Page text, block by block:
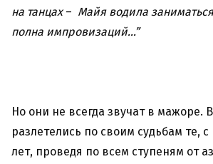
на танцах– Майя водила
полна импровизаций…”
Но они не всегда звучат в мажоре.
разлетелись по своим судьбам те,
лет, проведя по всем ступеням от